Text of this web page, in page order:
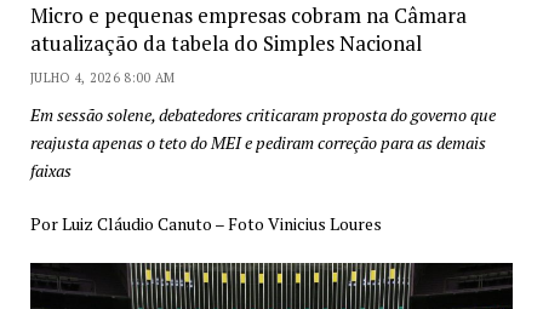
Micro e pequenas empresas cobram na Câmara
atualização da tabela do Simples Nacional
JULHO 4, 2026 8:00 AM
Em sessão solene, debatedores criticaram proposta do governo que
reajusta apenas o teto do MEI e pediram correção para as demais
faixas
Por Luiz Cláudio Canuto – Foto Vinicius Loures